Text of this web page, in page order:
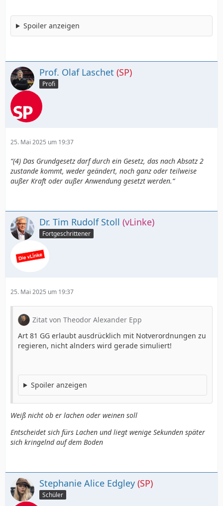
Spoiler anzeigen
Prof. Olaf Laschet (SP)
Profi
25. Mai 2025 um 19:37
“(4) Das Grundgesetz darf durch ein Gesetz, das nach Absatz 2
zustande kommt, weder geändert, noch ganz oder teilweise
außer Kraft oder außer Anwendung gesetzt werden.“
Dr. Tim Rudolf Stoll (vLinke)
Fortgeschrittener
25. Mai 2025 um 19:37
Zitat von Theodor Alexander Epp
Art 81 GG erlaubt ausdrücklich mit Notverordnungen zu
regieren, nicht alnders wird gerade simuliert!
Spoiler anzeigen
Weiß nicht ob er lachen oder weinen soll
Entscheidet sich fürs Lachen und liegt wenige Sekunden später
sich kringelnd auf dem Boden
Stephanie Alice Edgley (SP)
Schüler